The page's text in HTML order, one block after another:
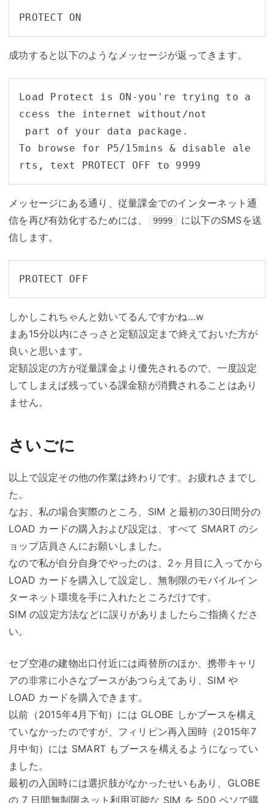
PROTECT ON
成功すると以下のようなメッセージが返ってきます。
Load Protect is ON-you're trying to a
ccess the internet without/not
To browse for P5/15mins & disable ale
rts, text PROTECT OFF to 9999
メッセージにある通り、従量課金でのインターネット通
信を再び有効化するためには、
9999
に以下のSMSを送
信します。
PROTECT OFF
しかしこれちゃんと効いてるんですかね…w
まあ15分以内にさっさと定額設定まで終えておいた方が
良いと思います。
定額設定の方が従量課金より優先されるので、一度設定
してしまえば残っている課金額が消費されることはあり
ません。
さいごに
以上で設定その他の作業は終わりです。お疲れさまでし
た。
なお、私の場合実際のところ、SIM と最初の30日間分の
LOAD カードの購入および設定は、すべて SMART のシ
ョップ店員さんにお願いしました。
なので私が自分自身でやったのは、2ヶ月目に入ってから
LOAD カードを購入して設定し、無制限のモバイルイン
ターネット環境を手に入れたところだけです。
SIM の設定方法などに誤りがありましたらご指摘くださ
い。
セブ空港の建物出口付近には両替所のほか、携帯キャリ
アの非常に小さなブースがあつらえてあり、SIM や
LOAD カードを購入できます。
以前（2015年4月下旬）には GLOBE しかブースを構え
ていなかったのですが、フィリピン再入国時（2015年7
月中旬）には SMART もブースを構えるようになってい
ました。
最初の入国時には選択肢がなかったせいもあり、GLOBE
の 7 日間無制限ネット利用可能な SIM を 500 ペソで購